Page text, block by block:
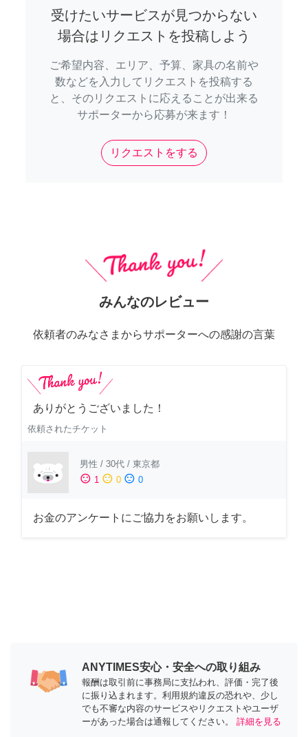
受けたいサービスが見つからない
場合はリクエストを投稿しよう
ご希望内容、エリア、予算、家具の名前や
数などを入力してリクエストを投稿する
と、そのリクエストに応えることが出来る
サポーターから応募が来ます！
リクエストをする
みんなのレビュー
依頼者のみなさまからサポーターへの感謝の言葉
ありがとうございました！
依頼されたチケット
男性 / 30代 / 東京都
sentiment_satisfied 1 sentiment_neutral 0 sentiment_dissatisfied 0
お金のアンケートにご協力をお願いします。
ANYTIMES安心・安全への取り組み
報酬は取引前に事務局に支払われ、評価・完了後
に振り込まれます。利用規約違反の恐れや、少し
でも不審な内容のサービスやリクエストやユーザ
ーがあった場合は通報してください。
詳細を見る